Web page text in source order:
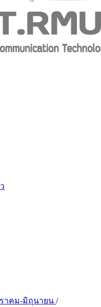
ราคม-มิถุนายน /